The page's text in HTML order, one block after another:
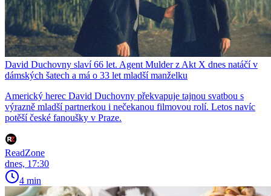
David Duchovny slaví 66 let. Agent Mulder z Akt X dnes natáčí v
dámských šatech a má o 33 let mladší manželku
Americký herec David Duchovny překvapuje tajnou svatbou s
výrazně mladší partnerkou i nečekanou filmovou rolí. Letos navíc
potěší české fanoušky v Praze.
ReadZone
dnes, 17:30
4 min